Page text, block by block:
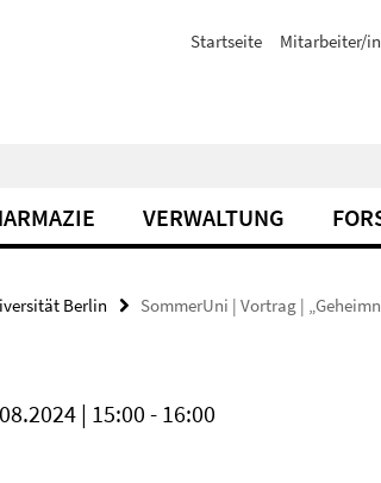
Startseite Mitarbeiter/
VERWALTUNG
Berlin
SommerUni | Vortrag |
| 15:00 - 16:00